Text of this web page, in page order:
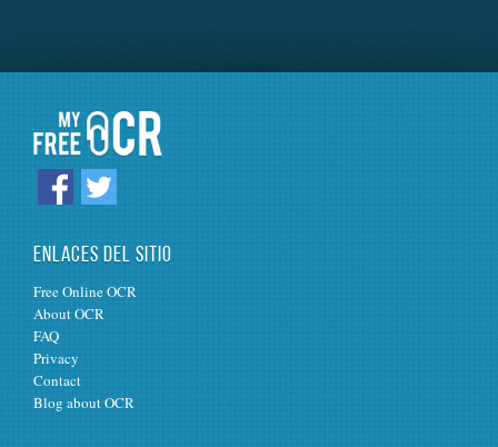
ENLACES DEL SITIO
Free Online OCR
About OCR
FAQ
Privacy
Contact
Blog about OCR